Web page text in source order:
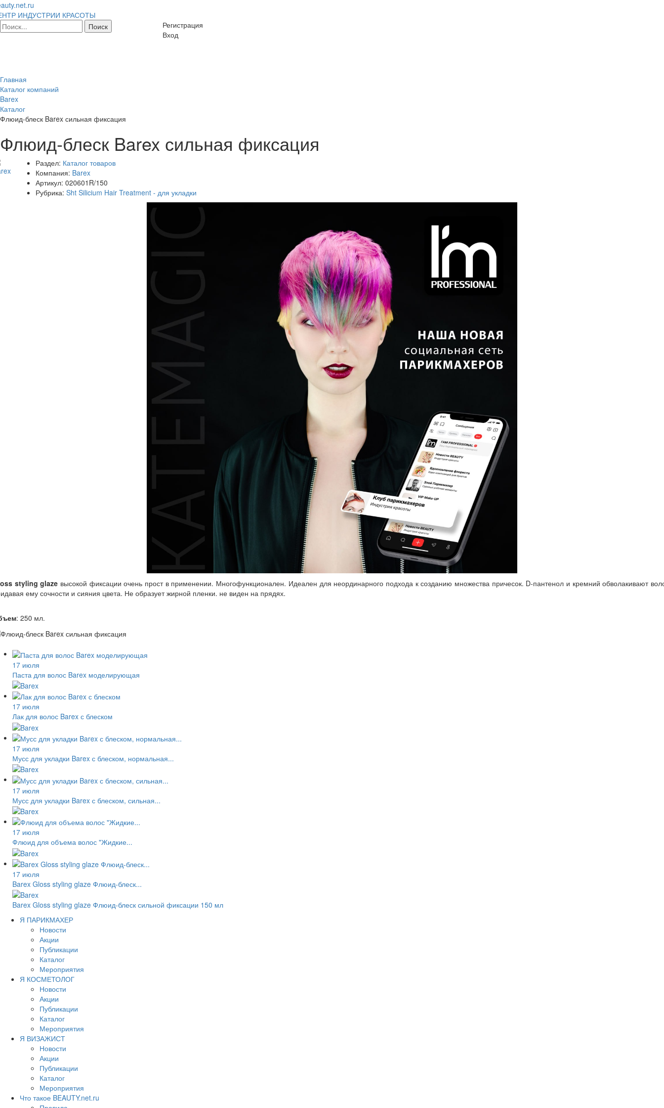
ИНДУСТРИИ КРАСОТЫ
Регистрация
Вход
Главная
Каталог компаний
Barex
Каталог
Флюид-блеск Barex сильная фиксация
Флюид-блеск Barex сильная фиксация
Раздел: Каталог товаров
Компания: Barex
Артикул: 020601R/150
Рубрика: Sht Silicium Hair Treatment - для укладки
styling glaze высокой фиксации очень прост в применении. Многофункционален. Идеален для неординарного подхода к созданию множества причесок. D-пантенол и кремний обволакивают
ему сочности и сияния цвета. Не образует жирной пленки. не виден на прядях.
: 250 мл.
17 июля
Паста для волос Barex моделирующая
17 июля
Лак для волос Barex с блеском
17 июля
Мусс для укладки Barex с блеском, нормальная...
17 июля
Мусс для укладки Barex с блеском, сильная...
17 июля
Флюид для объема волос "Жидкие...
17 июля
Barex Gloss styling glaze Флюид-блеск...
Barex Gloss styling glaze Флюид-блеск сильной фиксации 150 мл
Я ПАРИКМАХЕР
Новости
Акции
Публикации
Каталог
Мероприятия
Я КОСМЕТОЛОГ
Новости
Акции
Публикации
Каталог
Мероприятия
Я ВИЗАЖИСТ
Новости
Акции
Публикации
Каталог
Мероприятия
Что такое BEAUTY.net.ru